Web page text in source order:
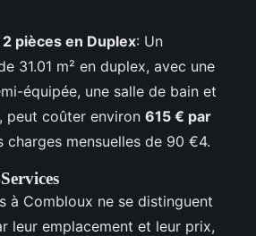
pièces en Duplex: Un
31.01 m² en duplex, avec une
équipée, une salle de bain et
peut coûter environ 615 € par
charges mensuelles de 90 €4.
à Combloux ne se distinguent
leur emplacement et leur prix,